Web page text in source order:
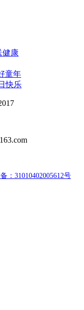
健康
童年
快乐
：31010402005612号